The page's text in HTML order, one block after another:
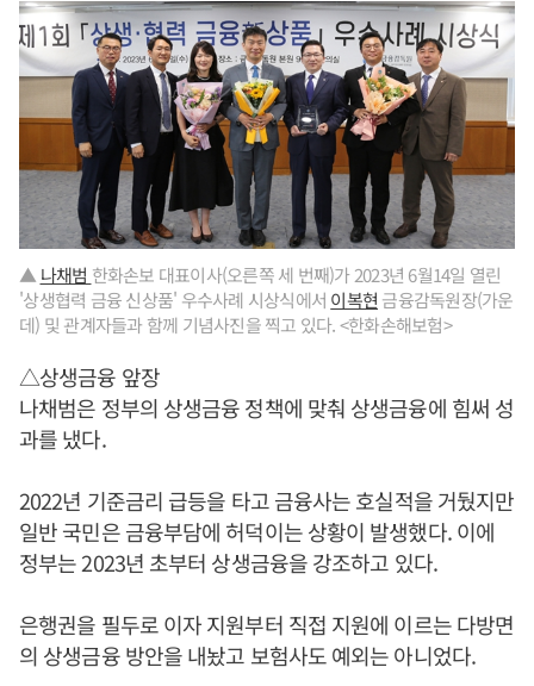
▲ 나채범 한화손보 대표이사(오른쪽 세 번째)가 2023년 6월14일 열린
'상생협력 금융 신상품' 우수사례 시상식에서 이복현 금융감독원장(가운
데) 및 관계자들과 함께 기념사진을 찍고 있다. <한화손해보험>
△상생금융 앞장
나채범은 정부의 상생금융 정책에 맞춰 상생금융에 힘써 성
과를 냈다.
2022년 기준금리 급등을 타고 금융사는 호실적을 거뒀지만
일반 국민은 금융부담에 허덕이는 상황이 발생했다. 이에
정부는 2023년 초부터 상생금융을 강조하고 있다.
은행권을 필두로 이자 지원부터 직접 지원에 이르는 다방면
의 상생금융 방안을 내놨고 보험사도 예외는 아니었다.